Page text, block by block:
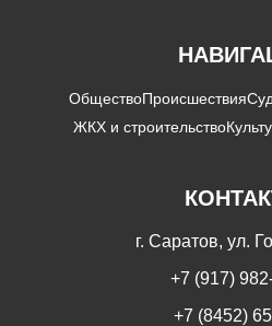
ОбществоПроисшествияСуд
ЖКХ и строительство
г. Саратов, ул.
+7 (917)
+7 (8452)